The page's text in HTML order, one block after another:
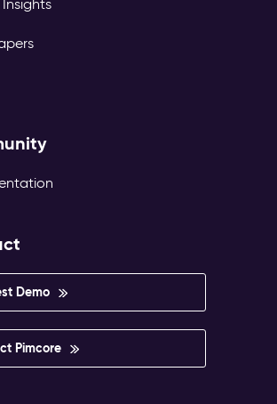
Demo
Pimcore